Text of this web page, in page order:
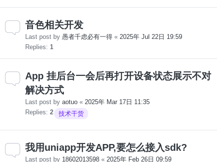
音色相关开发
Last post by 愚者千虑必有一得 « 2025年 Jul 22日 19:59
Replies: 1
App 挂后台一会后再打开设备状态展示不对
解决方式
Last post by aotuo « 2025年 Mar 17日 11:35
Replies: 2 技术干货
我用uniapp开发APP,要怎么接入sdk?
Last post by 18602013598 « 2025年 Feb 26日 09:59